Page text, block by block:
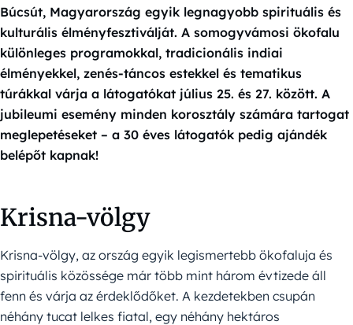
Búcsút, Magyarország egyik legnagyobb spirituális és
kulturális élményfesztiválját. A somogyvámosi ökofalu
különleges programokkal, tradicionális indiai
élményekkel, zenés-táncos estekkel és tematikus
túrákkal várja a látogatókat július 25. és 27. között. A
jubileumi esemény minden korosztály számára tartogat
meglepetéseket – a 30 éves látogatók pedig ajándék
belépőt kapnak!
Krisna-völgy
Krisna-völgy, az ország egyik legismertebb ökofaluja és
spirituális közössége már több mint három évtizede áll
fenn és várja az érdeklődőket. A kezdetekben csupán
néhány tucat lelkes fiatal, egy néhány hektáros